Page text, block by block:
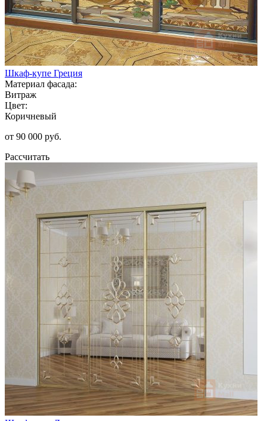
Шкаф-купе Греция
Материал фасада:
Витраж
Цвет:
Коричневый
от 90 000 руб.
Рассчитать